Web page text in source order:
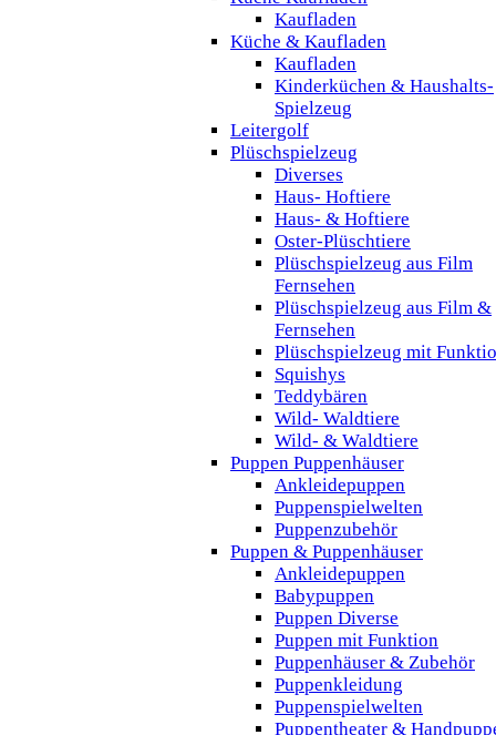
Kaufladen
Küche & Kaufladen
Kaufladen
Kinderküchen & Haushalts-
Spielzeug
Leitergolf
Plüschspielzeug
Diverses
Haus- Hoftiere
Haus- & Hoftiere
Oster-Plüschtiere
Plüschspielzeug aus Film
Fernsehen
Plüschspielzeug aus Film &
Fernsehen
Plüschspielzeug mit
Squishys
Teddybären
Wild- Waldtiere
Wild- & Waldtiere
Puppen Puppenhäuser
Ankleidepuppen
Puppenspielwelten
Puppenzubehör
Puppen & Puppenhäuser
Ankleidepuppen
Babypuppen
Puppen Diverse
Puppen mit Funktion
Puppenhäuser & Zubehör
Puppenkleidung
Puppenspielwelten
Puppentheater &